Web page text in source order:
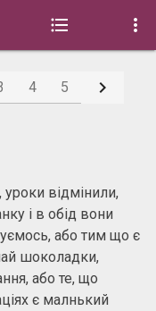
 
4 5 
відмінили,
і в обід вони
або тим що є
шоколадки,
або те, що
є малнький